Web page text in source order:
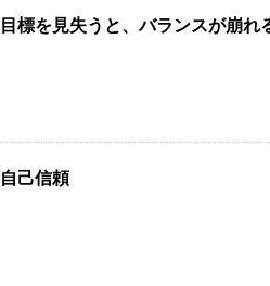
目標を見失うと、バランスが崩れ
自己信頼